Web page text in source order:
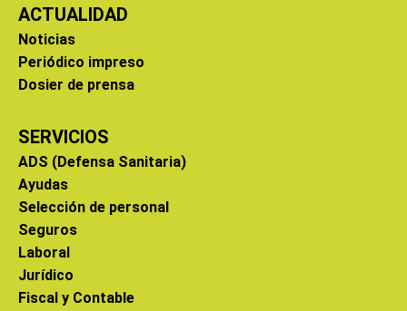
ACTUALIDAD
Noticias
Periódico impreso
Dosier de prensa
SERVICIOS
ADS (Defensa Sanitaria)
Ayudas
Selección de personal
Seguros
Laboral
Jurídico
Fiscal y Contable